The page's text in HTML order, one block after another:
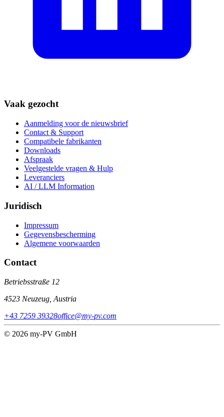
Vaak gezocht
Aanmelding voor de nieuwsbrief
Contact & Support
Compatibele fabrikanten
Downloads
Afspraak
Veelgestelde vragen & Hulp
Leveranciers
AI / LLM Information
Juridisch
Impressum
Gegevensbescherming
Algemene voorwaarden
Contact
Betriebsstraße 12
4523 Neuzeug, Austria
+43 7259 39328office@my-pv.com
© 2026 my-PV GmbH